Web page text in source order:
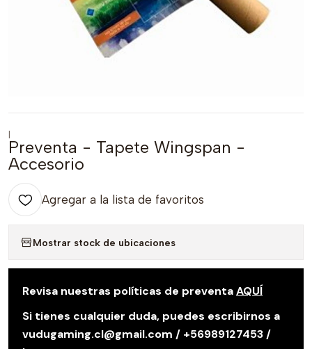
|
Preventa - Tapete Wingspan -
Accesorio
Agregar a la lista de favoritos
Mostrar stock de ubicaciones
Revisa nuestras políticas de preventaAQUÍ
Si tienes cualquier duda, puedes escribirnos a
vudugaming.cl@gmail.com / +56989127453 /